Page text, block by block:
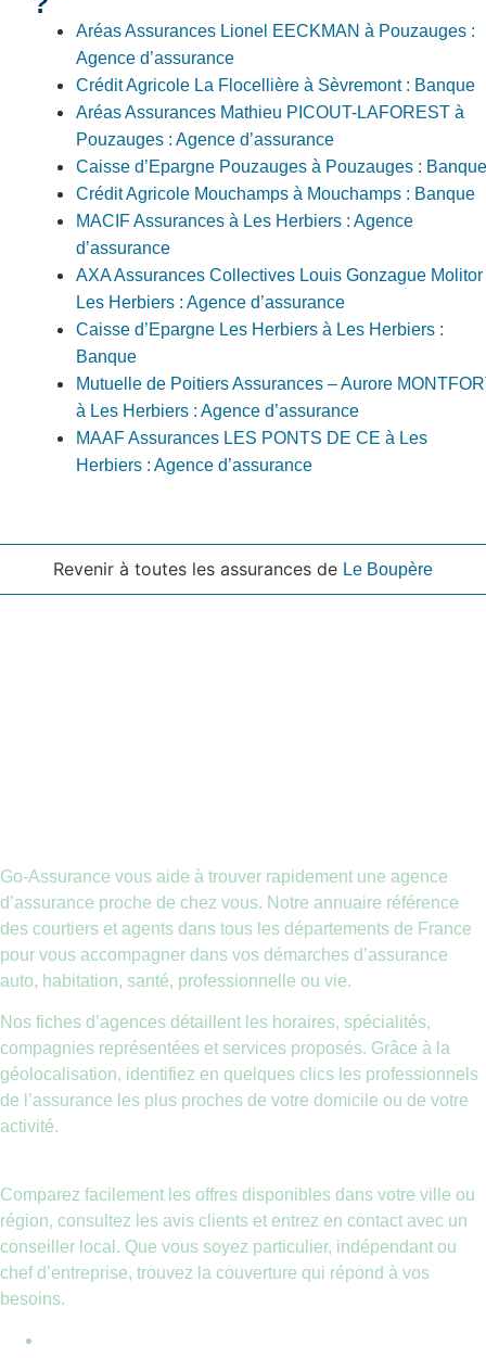
Aréas Assurances Lionel EECKMAN à Pouzauges :
Agence d’assurance
Crédit Agricole La Flocellière à Sèvremont : Banque
Aréas Assurances Mathieu PICOUT-LAFOREST à
Pouzauges : Agence d’assurance
Caisse d’Epargne Pouzauges à Pouzauges : Banque
Crédit Agricole Mouchamps à Mouchamps : Banque
MACIF Assurances à Les Herbiers : Agence
d’assurance
AXA Assurances Collectives Louis Gonzague Molitor
Les Herbiers : Agence d’assurance
Caisse d’Epargne Les Herbiers à Les Herbiers :
Banque
Mutuelle de Poitiers Assurances – Aurore
à Les Herbiers : Agence d’assurance
MAAF Assurances LES PONTS DE CE à Les
Herbiers : Agence d’assurance
Revenir à toutes les assurances de Le Boupère
Go-Assurance vous aide à trouver rapidement une agence
d’assurance proche de chez vous. Notre annuaire référence
des courtiers et agents dans tous les départements de France
pour vous accompagner dans vos démarches d’assurance
auto, habitation, santé, professionnelle ou vie.
Nos fiches d’agences détaillent les horaires, spécialités,
compagnies représentées et services proposés. Grâce à la
géolocalisation, identifiez en quelques clics les professionnels
de l’assurance les plus proches de votre domicile ou de votre
activité.
Comparez facilement les offres disponibles dans votre ville ou
région, consultez les avis clients et entrez en contact avec un
conseiller local. Que vous soyez particulier, indépendant ou
chef d’entreprise, trouvez la couverture qui répond à vos
besoins.